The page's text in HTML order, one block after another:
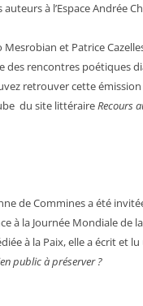
à l’Espace Andrée
Mesrobian et Patrice
des rencontres poétiques
retrouver cette émission
du site littéraireRecours
de Commines a été
à la Journée Mondiale de
à la Paix, elle a écrit et
public à préserver ?